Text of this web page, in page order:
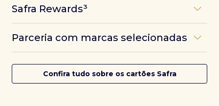
experiências refinadas a benefícios únicos, como
converte seus investimentos em limite no cartão e
conta com acesso a mais de 1.400 salas VIP Dragon
Pass ao redor do mundo.
Safra Rewards³
das melhores pontuações do mercado.
Parceria com marcas selecionadas
cartões Safra.
Confira tudo sobre os cartões Safra